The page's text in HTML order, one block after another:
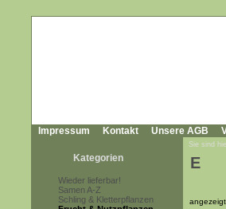
Impressum Kontakt Unsere AGB
Kategorien
Wieder lieferbar!
Samen A-Z
Schling & Kletterpflanzen
Sie sind
E